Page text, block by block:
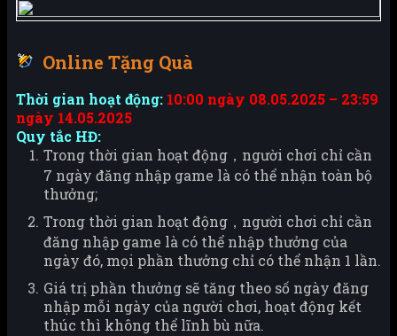
Online Tặng Quà
Thời gian hoạt động: 10:00 ngày 08.05.2025 – 23:59
ngày 14.05.2025
Quy tắc HĐ:
Trong thời gian hoạt động，người chơi chỉ cần
7 ngày đăng nhập game là có thể nhận toàn bộ
thưởng;
Trong thời gian hoạt động，người chơi chỉ cần
đăng nhập game là có thể nhập thưởng của
ngày đó, mọi phần thưởng chỉ có thể nhận 1 lần.
Giá trị phần thưởng sẽ tăng theo số ngày đăng
nhập mỗi ngày của người chơi, hoạt động kết
thúc thì không thể lĩnh bù nữa.